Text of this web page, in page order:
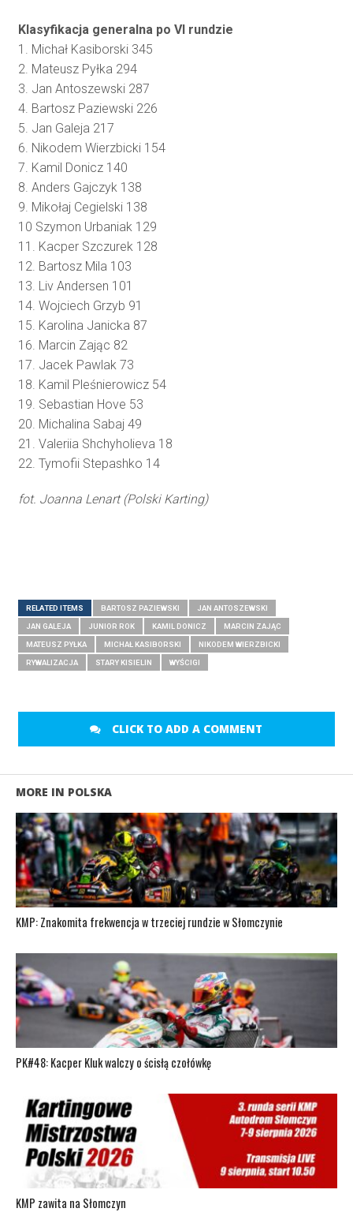
Klasyfikacja generalna po VI rundzie
1. Michał Kasiborski 345
2. Mateusz Pyłka 294
3. Jan Antoszewski 287
4. Bartosz Paziewski 226
5. Jan Galeja 217
6. Nikodem Wierzbicki 154
7. Kamil Donicz 140
8. Anders Gajczyk 138
9. Mikołaj Cegielski 138
10 Szymon Urbaniak 129
11. Kacper Szczurek 128
12. Bartosz Mila 103
13. Liv Andersen 101
14. Wojciech Grzyb 91
15. Karolina Janicka 87
16. Marcin Zając 82
17. Jacek Pawlak 73
18. Kamil Pleśnierowicz 54
19. Sebastian Hove 53
20. Michalina Sabaj 49
21. Valeriia Shchyholieva 18
22. Tymofii Stepashko 14
fot. Joanna Lenart (Polski Karting)
RELATED ITEMS BARTOSZ PAZIEWSKI JAN ANTOSZEWSKI
JAN GALEJA JUNIOR ROK KAMIL DONICZ MARCIN ZAJĄC
MATEUSZ PYŁKA MICHAŁ KASIBORSKI NIKODEM WIERZBICKI
RYWALIZACJA STARY KISIELIN WYŚCIGI
CLICK TO ADD A COMMENT
MORE IN POLSKA
KMP: Znakomita frekwencja w trzeciej rundzie w Słomczynie
PK#48: Kacper Kluk walczy o ścisłą czołówkę
KMP zawita na Słomczyn